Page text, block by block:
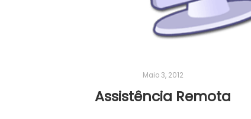
Maio 3, 2012
Assistência Remota